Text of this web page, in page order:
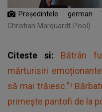
Preşedintele german
Christian Marquardt-Pool)
Citeste si: Bătrân
mărturisiri
să mai trăiesc.”!
primeşte pantofi de la